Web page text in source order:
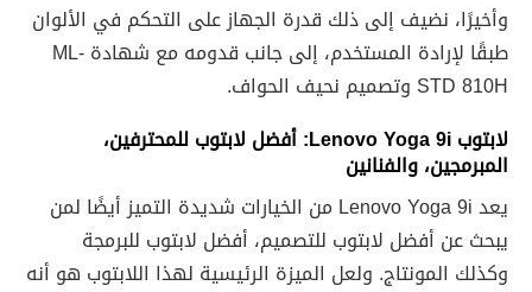
وأخيرًا، نضيف إلى ذلك قدرة الجهاز على التحكم في الألوان
طبقًا لإرادة المستخدم، إلى جانب قدومه مع شهادة ML-
STD 810H وتصميم نحيف الحواف.
لابتوبLenovo Yoga 9i: أفضل لابتوب للمحترفين،
المبرمجين، والفنانين
يعد Lenovo Yoga 9i من الخيارات شديدة التميز أيضًا لمن
يبحث عن أفضل لابتوب للتصميم، أفضل لابتوب للبرمجة
وكذلك المونتاج. ولعل الميزة الرئيسية لهذا اللابتوب هو أنه